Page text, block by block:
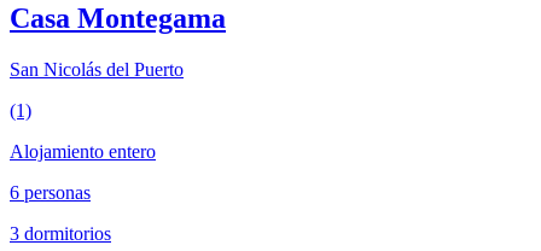
Casa Montegama
San Nicolás del Puerto
(1)
Alojamiento entero
6 personas
3 dormitorios